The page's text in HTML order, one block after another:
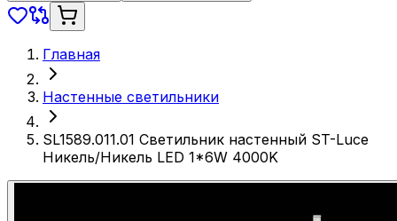
Главная
Настенные светильники
SL1589.011.01 Светильник настенный ST-Luce
Никель/Никель LED 1*6W 4000K